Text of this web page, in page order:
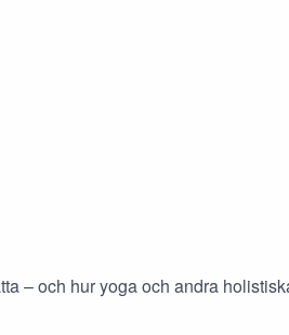
– och hur yoga och andra